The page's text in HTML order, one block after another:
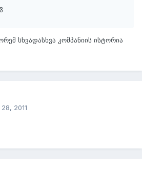
სხვადასხვა კომპანიის ისტორია
2011